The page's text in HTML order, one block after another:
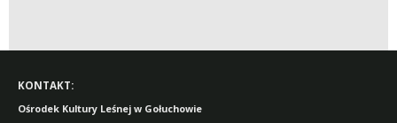
KONTAKT:
Ośrodek Kultury Leśnej w Gołuchowie